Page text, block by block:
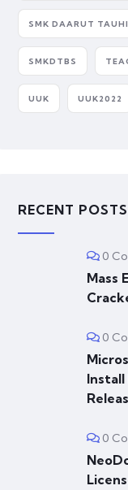
SMK DAARUT
SMKDTBS
UUK UUK2022
RECENT POSTS
0
Mass
0
0